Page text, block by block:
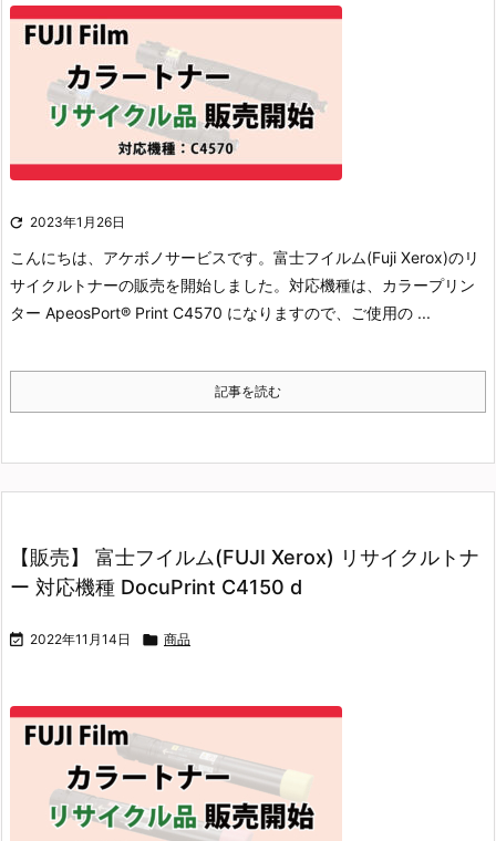
 2023年1月26日
こんにちは、アケボノサービスです。 富士フイルム(Fuji Xerox)のリ
サイクルトナーの販売を開始しました。 対応機種は、カラープリン
ター ApeosPort® Print C4570 になりますので、ご使用の ...
記事を読む
【販売】 富士フイルム(FUJI Xerox) リサイクルトナ
ー 対応機種 DocuPrint C4150 d
 2022年11月14日  商品